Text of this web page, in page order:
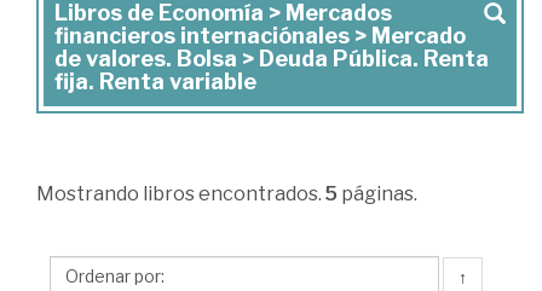
Libros
de
Economía
financieros
internaciónales
Libros de Economía > Mercados
financieros internaciónales > Mercado
de valores. Bolsa > Deuda Pública. Renta
fija. Renta variable
Mostrando libros encontrados. 5 páginas.
↑